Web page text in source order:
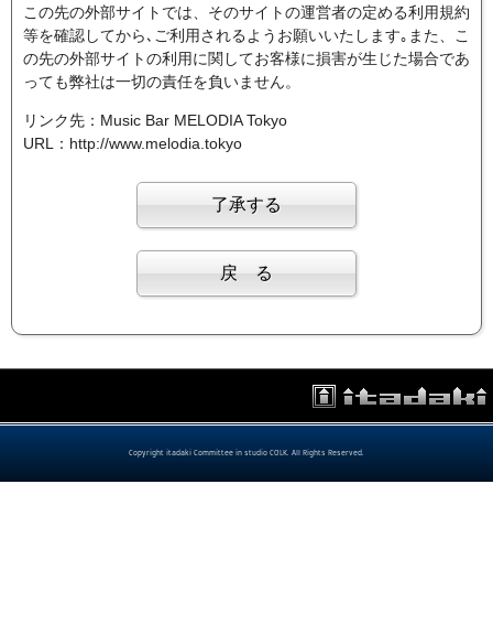
この先の外部サイトでは、そのサイトの運営者の定める利用規約
等を確認してから､ご利用されるようお願いいたします｡また、こ
の先の外部サイトの利用に関してお客様に損害が生じた場合であ
っても弊社は一切の責任を負いません。
リンク先：Music Bar MELODIA Tokyo
URL：http://www.melodia.tokyo
Copyright itadaki Committee in studio COLK. All Rights Reserved.